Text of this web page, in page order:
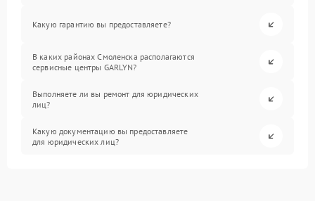
Какую гарантию вы предоставляете?
В каких районах Смоленска располагаются
сервисные центры GARLYN?
Выполняете ли вы ремонт для юридических
лиц?
Какую документацию вы предоставляете
для юридических лиц?